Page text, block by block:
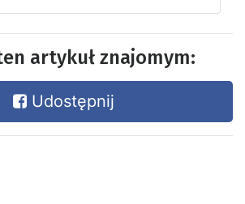
artykuł znajomym:
Udostępnij